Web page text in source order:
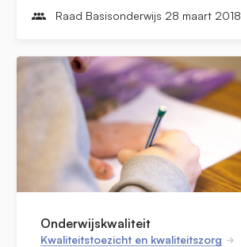
Raad Basisonderwijs 28 maart 2018
Onderwijskwaliteit
Kwaliteitstoezicht en kwaliteitszorg